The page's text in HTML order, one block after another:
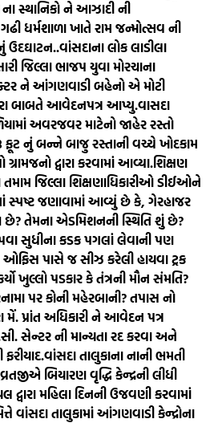
સ્થાનિકો ને આઝાદી ની
ધર્મશાળા ખાતે રામ જન્મોત્સવ ની
ઉદઘાટન..વાંસદાના લોક લાડીલા
જિલ્લા ભાજપ યુવા મોરચાના
ને આંગણવાડી બહેનો એ મોટી
બાબતે આવેદનપત્ર આપ્યુ.વાસદા
અવરજવર માટેનો જાહેર રસ્તો
ફૂટ નું બન્ને બાજુ રસ્તાની વચ્ચે ખોદકામ
દ્વારા કરવામાં આવ્યા.શિક્ષણ
જિલ્લા શિક્ષણાધિકારીઓ ડીઈઓને
સ્પષ્ટ જણાવામાં આવ્યું છે કે, ગેરહાજર
છે? તેમના એડમિશનની સ્થિતિ શું છે?
સુધીના કડક પગલાં લેવાની પણ
પાસે જ સીઝ કરેલી હાયવા ટ્રક
ખુલ્લો પડકાર કે તંત્રની મૌન સંમતિ?
પર કોની મહેરબાની? તપાસ નો
મેં. પ્રાંત અધિકારી ને આવેદન પત્ર
સેન્ટર ની માન્યતા રદ કરવા અને
વાંસદા તાલુકાના નાની ભમતી
બિયારણ વૃદ્ધિ કેન્દ્રની લીધી
મહિલા દિનની ઉજવણી કરવામાં
વાંસદા તાલુકામાં આંગણવાડી કેન્દ્રોના